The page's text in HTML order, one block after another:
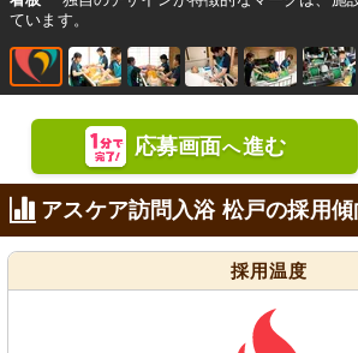
ています。
応募画面へ進む
アスケア訪問入浴 松戸の採用傾
採用温度